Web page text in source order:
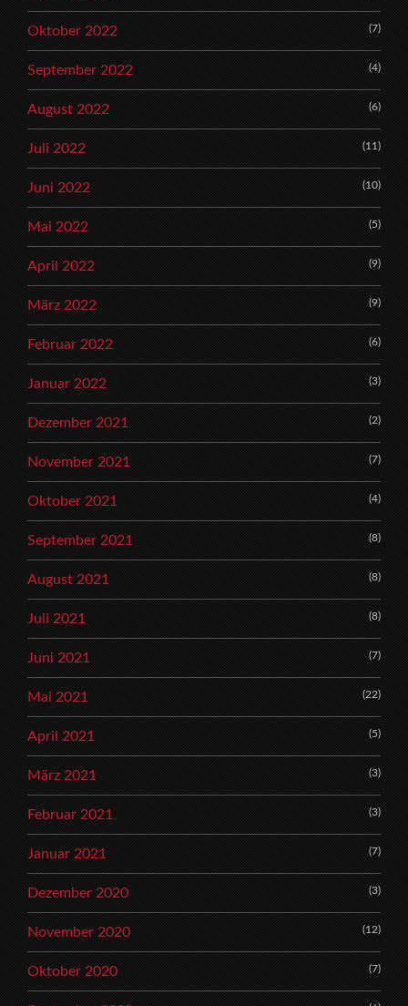
Oktober 2022 (7)
September 2022 (4)
August 2022 (6)
Juli 2022 (11)
Juni 2022 (10)
Mai 2022 (5)
April 2022 (9)
März 2022 (9)
Februar 2022 (6)
Januar 2022 (3)
Dezember 2021 (2)
November 2021 (7)
Oktober 2021 (4)
September 2021 (8)
August 2021 (8)
Juli 2021 (8)
Juni 2021 (7)
Mai 2021 (22)
April 2021 (5)
März 2021 (3)
Februar 2021 (3)
Januar 2021 (7)
Dezember 2020 (3)
November 2020 (12)
Oktober 2020 (7)